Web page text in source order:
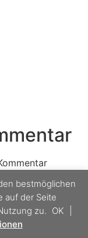
bestmöglichen
auf der Seite
zu. OK